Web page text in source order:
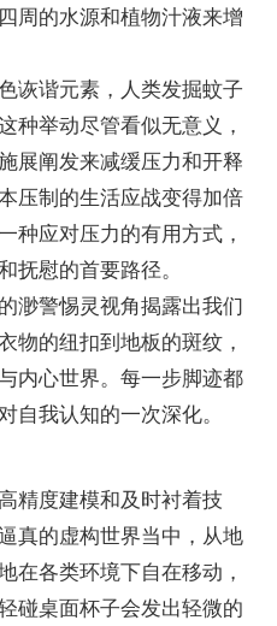
周的水源和植物汁液来增
诙谐元素，人类发掘蚊子
种举动尽管看似无意义，
展阐发来减缓压力和开释
压制的生活应战变得加倍
种应对压力的有用方式，
抚慰的首要路径。
渺警惕灵视角揭露出我们
物的纽扣到地板的斑纹，
内心世界。每一步脚迹都
自我认知的一次深化。
精度建模和及时衬着技
真的虚构世界当中，从地
在各类环境下自在移动，
碰桌面杯子会发出轻微的